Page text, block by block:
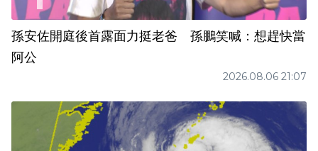
孫安佐開庭後首露面力挺老爸 孫鵬笑喊：想趕快當
阿公
2026.08.06 21:07